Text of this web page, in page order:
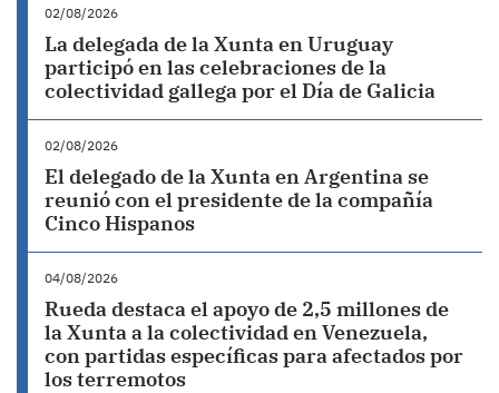
02/08/2026
La delegada de la Xunta en Uruguay
participó en las celebraciones de la
colectividad gallega por el Día de Galicia
02/08/2026
El delegado de la Xunta en Argentina se
reunió con el presidente de la compañía
Cinco Hispanos
04/08/2026
Rueda destaca el apoyo de 2,5 millones de
la Xunta a la colectividad en Venezuela,
con partidas específicas para afectados por
los terremotos